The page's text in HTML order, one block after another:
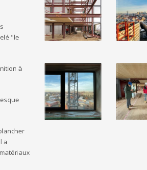
"le
à
a